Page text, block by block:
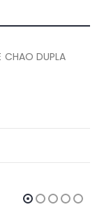
CHAO DUPLA